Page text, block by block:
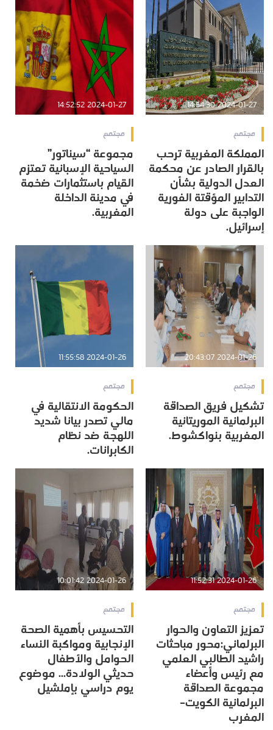
2024-01-27 14:54:30
مجتمع
المملكة المغربية ترحب
بالقرار الصادر عن محكمة
العدل الدولية بشأن
التدابير المؤقتة الفورية
الواجبة على دولة
إسرائيل.
2024-01-27 14:52:52
مجتمع
مجموعة “سيناتور”
السياحية الإسبانية تعتزم
القيام باستثمارات ضخمة
في مدينة الداخلة
المغربية.
2024-01-26 20:43:07
مجتمع
تشكيل فريق الصداقة
البرلمانية الموريتانية
المغربية بنواكشوط.
2024-01-26 11:55:58
مجتمع
الحكومة الانتقالية في
مالي تصدر بيانا شديد
اللهجة ضد نظام
الكابرانات.
2024-01-26 11:52:31
مجتمع
تعزيز التعاون والحوار
البرلماني:محور مباحثات
راشيد الطالبي العلمي
مع رئيس وأعضاء
مجموعة الصداقة
البرلمانية الكويت–
المغرب
2024-01-26 10:01:42
مجتمع
التحسيس بأهمية الصحة
الإنجابية ومواكبة النساء
الحوامل والأطفال
حديثي الولادة... موضوع
يوم دراسي بإملشيل